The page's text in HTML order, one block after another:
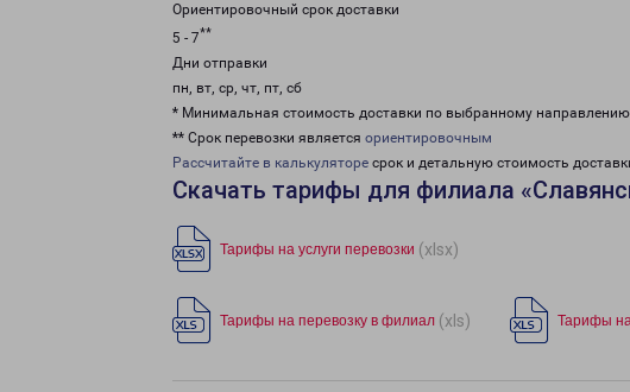
Ориентировочный срок доставки
5 - 7**
Дни отправки
пн, вт, ср, чт, пт, сб
* Минимальная стоимость доставки по выбранному
** Срок перевозки является ориентировочным
Рассчитайте в калькуляторе срок и детальную стоимость
Скачать тарифы для филиала
Тарифы на услуги перевозки (xlsx)
Тарифы на перевозку в филиал (xls) Тарифы